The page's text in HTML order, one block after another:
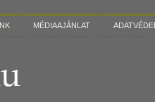
MÉDIAAJÁNLAT